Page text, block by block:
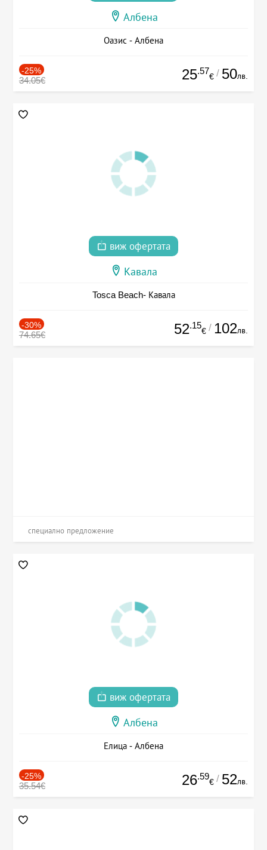
Албена
Оазис - Албена
-25%
34.05€ 25.57
€ / 50лв.
виж офертата
Кавала
Tosca Beach- Кавала
-30%
74.65€ 52.15
€ / 102лв.
специално предложение
виж офертата
Албена
Елица - Албена
-25%
35.54€ 26.59
€ / 52лв.